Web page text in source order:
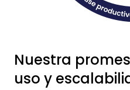
Nuestra
uso y